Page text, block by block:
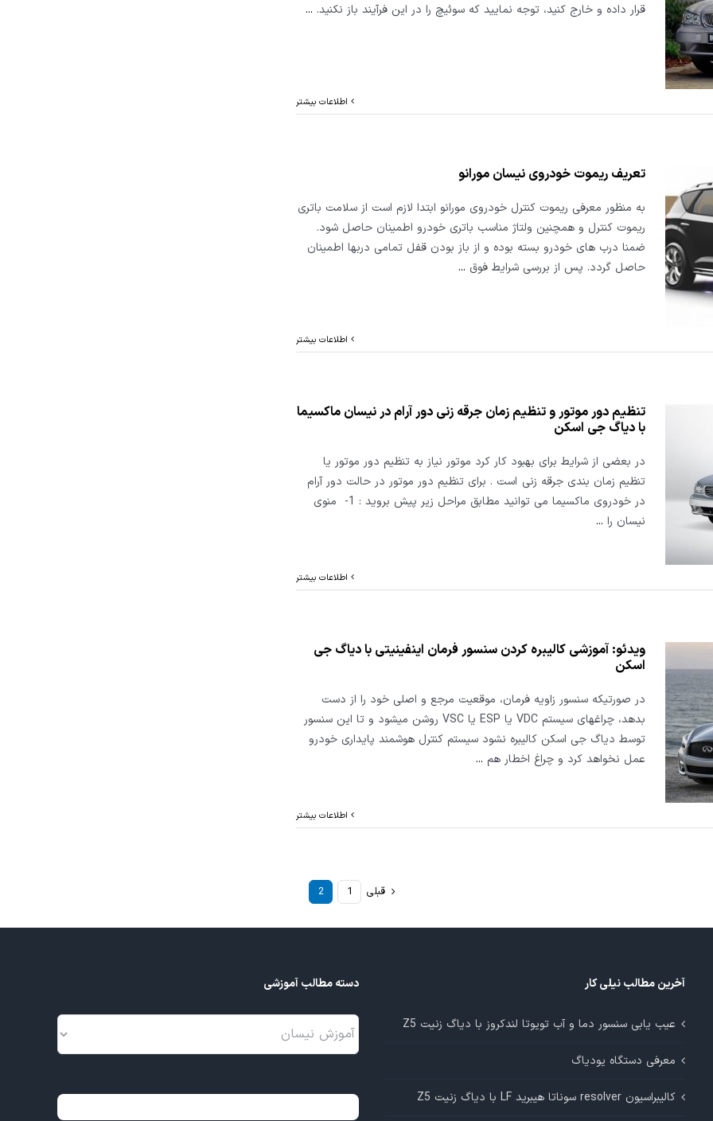
قرار داده و خارج کنید، توجه نمایید که سوئیچ را در این فرآیند باز نکنید. ...
اطلاعات بیشتر
تعریف ریموت خودروی نیسان مورانو
به منظور معرفی ریموت کنترل خودروی مورانو ابتدا لازم است از سلامت باتری
ریموت کنترل و همچنین ولتاژ مناسب باتری خودرو اطمینان حاصل شود.
ضمنا درب های خودرو بسته بوده و از باز بودن قفل تمامی دربها اطمینان
حاصل گردد. پس از بررسی شرایط فوق ...
اطلاعات بیشتر
تنظیم دور موتور و تنظیم زمان جرقه زنی دور آرام در نیسان ماکسیما
با دیاگ جی اسکن
در بعضی از شرایط برای بهبود کار کرد موتور نیاز به تنظیم دور موتور یا
تنظیم زمان بندی جرقه زنی است . برای تنظیم دور موتور در حالت دور آرام
در خودروی ماکسیما می توانید مطابق مراحل زیر پیش بروید : 1- منوی
نیسان را ...
اطلاعات بیشتر
ویدئو: آموزشی کالیبره کردن سنسور فرمان اینفینیتی با دیاگ جی
اسکن
در صورتیکه سنسور زاویه فرمان، موقعیت مرجع و اصلی خود را از دست
بدهد، چراغهای سیستم VDC یا ESP یا VSC روشن میشود و تا این سنسور
توسط دیاگ جی اسکن کالیبره نشود سیستم کنترل هوشمند پایداری خودرو
عمل نخواهد کرد و چراغ اخطار هم ...
اطلاعات بیشتر
قبلی 1
2
آخرین مطالب نیلی کار
عیب یابی سنسور دما و آب تویوتا لندکروز با دیاگ زنیت Z5
معرفی دستگاه یودیاگ
کالیبراسیون resolver سوناتا هیبرید LF با دیاگ زنیت Z5
دسته مطالب آموزشی
دسته
مطالب